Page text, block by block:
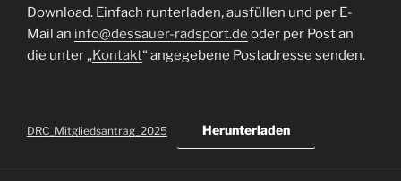
Download. Einfach runterladen, ausfüllen und per E-
Mail an info@dessauer-radsport.de oder per Post an
die unter „Kontakt“ angegebene Postadresse senden.
DRC_Mitgliedsantrag_2025 Herunterladen